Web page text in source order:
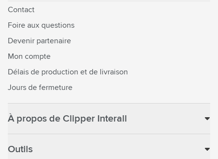
Contact
Foire aux questions
Devenir partenaire
Mon compte
Délais de production et de livraison
Jours de fermeture
À propos de Clipper Interall
Outils